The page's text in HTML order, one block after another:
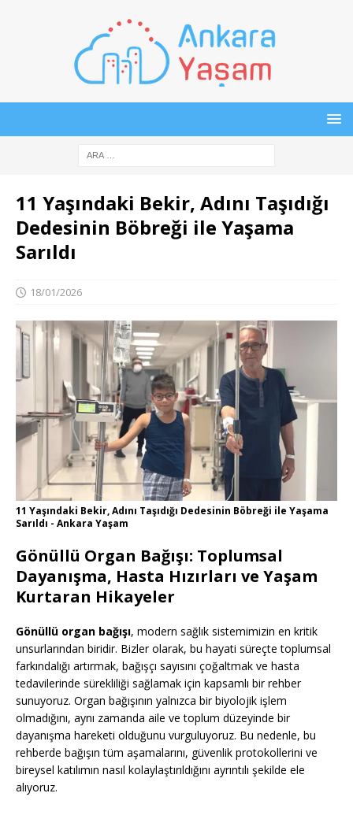
11 Yaşındaki Bekir, Adını Taşıdığı
Dedesinin Böbreği ile Yaşama
Sarıldı
18/01/2026
11 Yaşındaki Bekir, Adını Taşıdığı Dedesinin Böbreği ile Yaşama
Sarıldı - Ankara Yaşam
Gönüllü Organ Bağışı: Toplumsal
Dayanışma, Hasta Hızırları ve Yaşam
Kurtaran Hikayeler
Gönüllü organ bağışı, modern sağlık sistemimizin en kritik
unsurlarından biridir. Bizler olarak, bu hayati süreçte toplumsal
farkındalığı artırmak, bağışçı sayısını çoğaltmak ve hasta
tedavilerinde sürekliliği sağlamak için kapsamlı bir rehber
sunuyoruz. Organ bağışının yalnızca bir biyolojik işlem
olmadığını, aynı zamanda aile ve toplum düzeyinde bir
dayanışma hareketi olduğunu vurguluyoruz. Bu nedenle, bu
rehberde bağışın tüm aşamalarını, güvenlik protokollerini ve
bireysel katılımın nasıl kolaylaştırıldığını ayrıntılı şekilde ele
alıyoruz.